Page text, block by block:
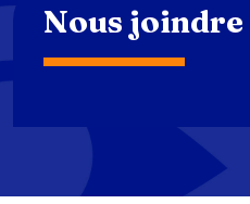
Nous joindre